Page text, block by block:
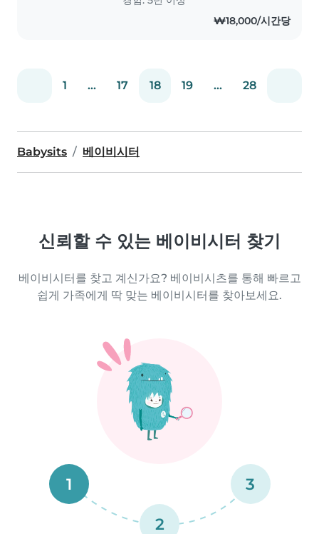
gradeschoolers. As an English
teacher, I love helping children
₩18,000/시간당
1 ... 17 18 19 ... 28
Babysits 베이비시터
신뢰할 수 있는 베이비시터 찾기
베이비시터를 찾고 계신가요? 베이비시츠를 통해 빠르고
쉽게 가족에게 딱 맞는 베이비시터를 찾아보세요.
1
2
3